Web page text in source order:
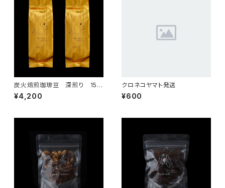
炭火焙煎珈琲豆 深煎り 150
g ×2袋set
¥4,200
クロネコヤマト発送
¥600